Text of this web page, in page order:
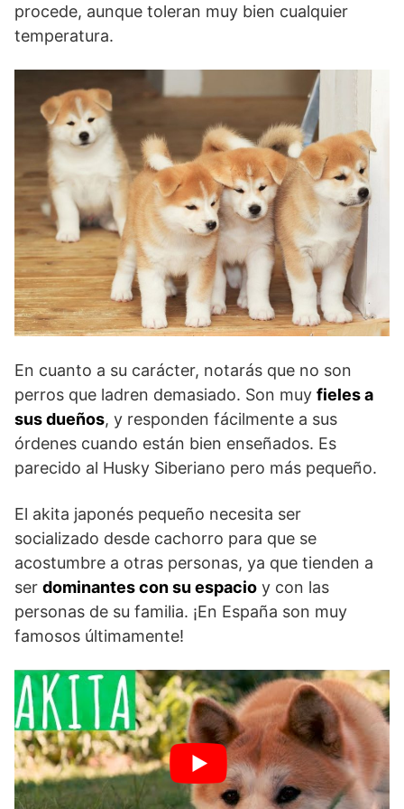
procede, aunque toleran muy bien cualquier
temperatura.
En cuanto a su carácter, notarás que no son
perros que ladren demasiado. Son muy fieles a
sus dueños, y responden fácilmente a sus
órdenes cuando están bien enseñados. Es
parecido al Husky Siberiano pero más pequeño.
El akita japonés pequeño necesita ser
socializado desde cachorro para que se
acostumbre a otras personas, ya que tienden a
ser dominantes con su espacio y con las
personas de su familia. ¡En España son muy
famosos últimamente!